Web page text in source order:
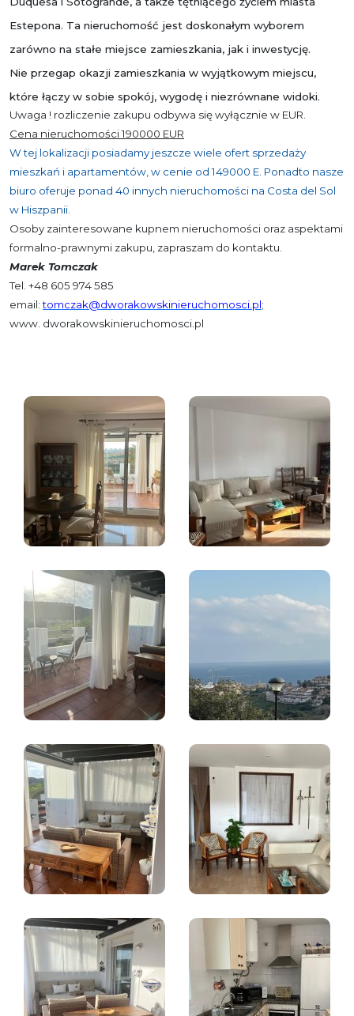
Estepona. Ta nieruchomość jest doskonałym wyborem
zarówno na stałe miejsce zamieszkania, jak i inwestycję.
Nie przegap okazji zamieszkania w wyjątkowym miejscu,
które łączy w sobie spokój, wygodę i niezrównane widoki.
Uwaga ! rozliczenie zakupu odbywa się wyłącznie w EUR.
Cena nieruchomości 190000 EUR
W tej lokalizacji posiadamy jeszcze wiele ofert sprzedaży
mieszkań i apartamentów, w cenie od 149000 E. Ponadto nasze
biuro oferuje ponad 40 innych nieruchomości na Costa del Sol
w Hiszpanii.
Osoby zainteresowane kupnem nieruchomości oraz aspektami
formalno-prawnymi zakupu, zapraszam do kontaktu.
Marek Tomczak
Tel. +48 605 974 585
email:tomczak@dworakowskinieruchomosci.pl;
www. dworakowskinieruchomosci.pl